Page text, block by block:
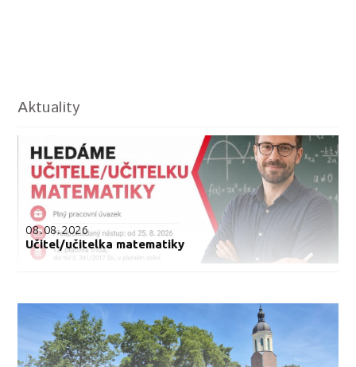
Aktuality
08.08.2026
Učitel/učitelka matematiky